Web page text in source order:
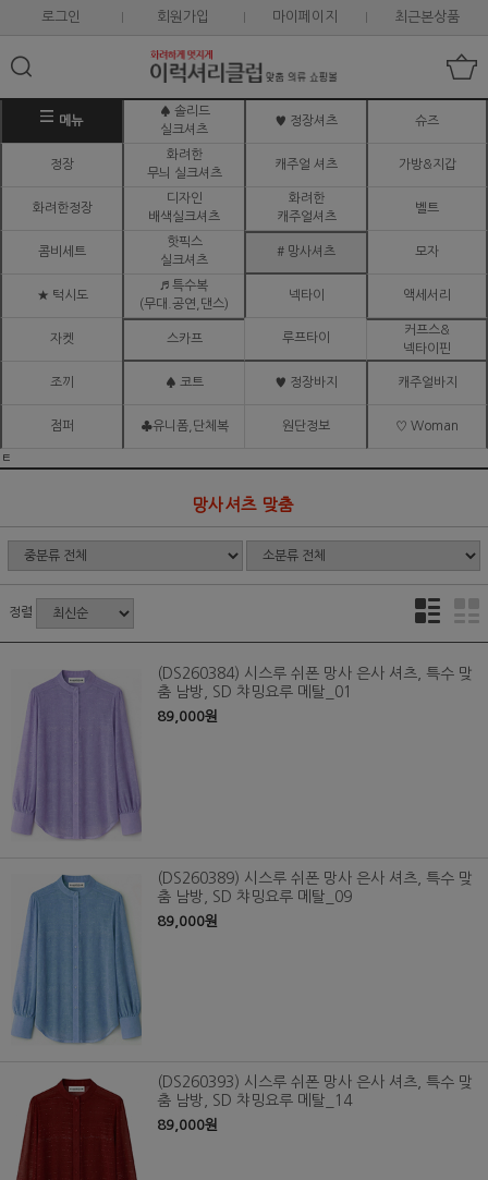
로그인 회원가입 마이페이지 최근본상품
메뉴
♠ 솔리드
실크셔츠
♥ 정장셔츠 슈즈
정장
화려한
무늬 실크셔츠
캐주얼 셔츠 가방&지갑
화려한정장
디자인
배색실크셔츠
화려한
캐주얼셔츠
벨트
콤비세트
핫픽스
실크셔츠
# 망사셔츠 모자
★ 턱시도
♬ 특수복
(무대.공연,댄스)
넥타이 액세서리
자켓 스카프 루프타이
커프스&
넥타이핀
조끼 ♠ 코트 ♥ 정장바지 캐주얼바지
점퍼 ♣유니폼,단체복 원단정보 ♡ Woman
ㅌ
망사셔츠 맞춤
정렬
(DS260384) 시스루 쉬폰 망사 은사 셔츠, 특수 맞
춤 남방, SD 챠밍요루 메탈_01
89,000원
(DS260389) 시스루 쉬폰 망사 은사 셔츠, 특수 맞
춤 남방, SD 챠밍요루 메탈_09
89,000원
(DS260393) 시스루 쉬폰 망사 은사 셔츠, 특수 맞
춤 남방, SD 챠밍요루 메탈_14
89,000원